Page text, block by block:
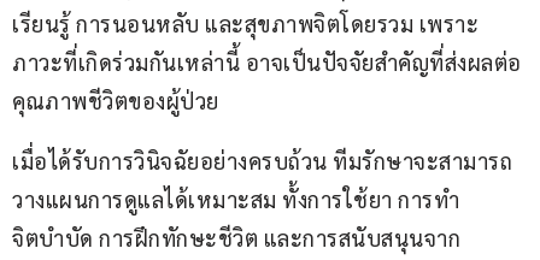
เรียนรู้ การนอนหลับ และสุขภาพจิตโดยรวม เพราะ
ภาวะที่เกิดร่วมกันเหล่านี้ อาจเป็นปัจจัยสำคัญที่ส่งผลต่อ
คุณภาพชีวิตของผู้ป่วย
เมื่อได้รับการวินิจฉัยอย่างครบถ้วน ทีมรักษาจะสามารถ
วางแผนการดูแลได้เหมาะสม ทั้งการใช้ยา การทำ
จิตบำบัด การฝึกทักษะชีวิต และการสนับสนุนจาก